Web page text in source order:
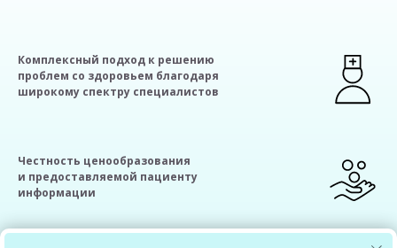
Комплексный подход к решению
проблем со здоровьем благодаря
широкому спектру специалистов
Честность ценообразования
и предоставляемой пациенту
информации